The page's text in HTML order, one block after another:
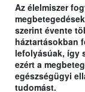
Az élelmiszer
szerint évente
háztartásokban
lefolyásúak, így
ezért a
egészségügyi
tudomást.